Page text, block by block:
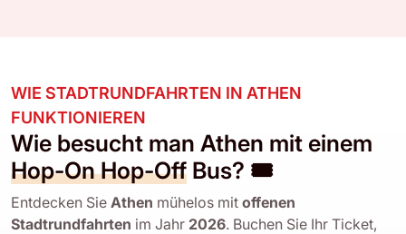
WIE STADTRUNDFAHRTEN IN ATHEN
FUNKTIONIEREN
Wie besucht man Athen mit einem
Hop-On Hop-Off Bus? 🎟️
Entdecken Sie Athen mühelos mit offenen
Stadtrundfahrten im Jahr 2026. Buchen Sie Ihr Ticket,